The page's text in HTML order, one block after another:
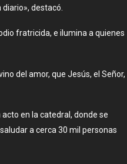
destacó.
fratricida, e ilumina a quienes
del amor, que Jesús, el Señor,
en la catedral, donde se
a cerca 30 mil personas